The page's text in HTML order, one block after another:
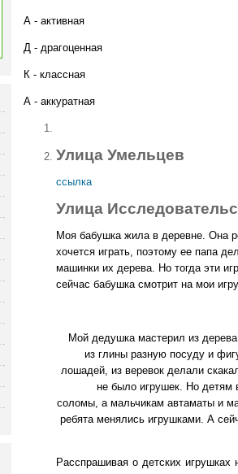
А - активная
Д - драгоценная
К - классная
А - аккуратная
Улица Умельцев
ссылка
Улица
Моя бабушка жила в деревне. Она
хочется играть, поэтому ее папа
машинки их дерева. Но тогда эти
сейчас бабушка смотрит на мои
Мой дедушка мастерил из
из глины разную посуду и
лошадей, из веревок делали
не было игрушек. Но детям
соломы, а мальчикам автаматы и
ребята менялись игрушками. А
Расспрашивая о детских